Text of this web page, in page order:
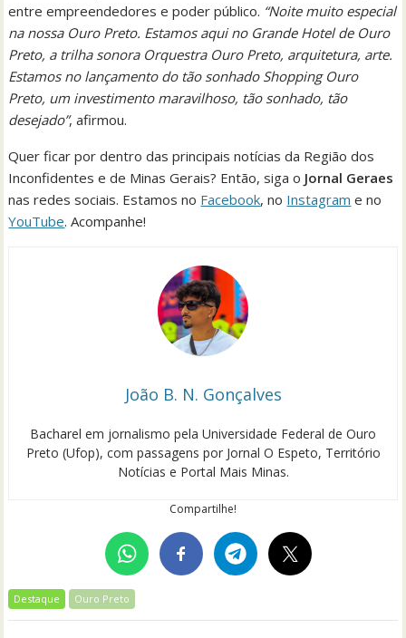
entre empreendedores e poder público. “Noite muito especial
na nossa Ouro Preto. Estamos aqui no Grande Hotel de Ouro
Preto, a trilha sonora Orquestra Ouro Preto, arquitetura, arte.
Estamos no lançamento do tão sonhado Shopping Ouro
Preto, um investimento maravilhoso, tão sonhado, tão
desejado”, afirmou.
Quer ficar por dentro das principais notícias da Região dos
Inconfidentes e de Minas Gerais? Então, siga o Jornal Geraes
nas redes sociais. Estamos no Facebook, no Instagram e no
YouTube. Acompanhe!
João B. N. Gonçalves
Bacharel em jornalismo pela Universidade Federal de Ouro
Preto (Ufop), com passagens por Jornal O Espeto, Território
Notícias e Portal Mais Minas.
Compartilhe!
Destaque Ouro Preto